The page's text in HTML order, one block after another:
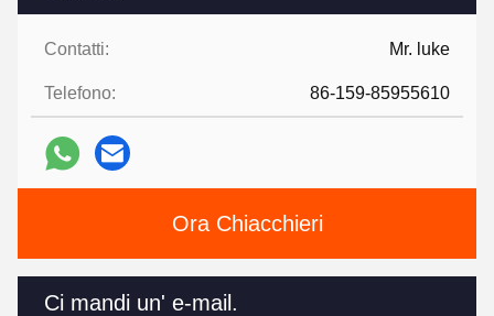
Contatti: Mr. luke
Telefono: 86-159-85955610
Ora Chiacchieri
Ci mandi un' e-mail.